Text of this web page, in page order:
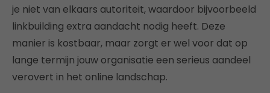
je niet van elkaars autoriteit, waardoor bijvoorbeeld
linkbuilding extra aandacht nodig heeft. Deze
manier is kostbaar, maar zorgt er wel voor dat op
lange termijn jouw organisatie een serieus aandeel
verovert in het online landschap.